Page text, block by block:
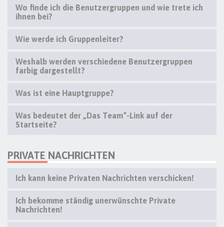
Wo finde ich die Benutzergruppen und wie trete ich
ihnen bei?
Wie werde ich Gruppenleiter?
Weshalb werden verschiedene Benutzergruppen
farbig dargestellt?
Was ist eine Hauptgruppe?
Was bedeutet der „Das Team“-Link auf der
Startseite?
PRIVATE NACHRICHTEN
Ich kann keine Privaten Nachrichten verschicken!
Ich bekomme ständig unerwünschte Private
Nachrichten!